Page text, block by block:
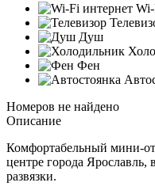
Душ
Фен
Номеров не найдено
Описание
Комфортабельный мини-
центре города Ярославль,
развязки.